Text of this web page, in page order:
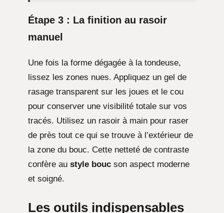
Étape 3 : La finition au rasoir
manuel
Une fois la forme dégagée à la tondeuse,
lissez les zones nues. Appliquez un gel de
rasage transparent sur les joues et le cou
pour conserver une visibilité totale sur vos
tracés. Utilisez un rasoir à main pour raser
de près tout ce qui se trouve à l’extérieur de
la zone du bouc. Cette netteté de contraste
confère au style bouc son aspect moderne
et soigné.
Les outils indispensables